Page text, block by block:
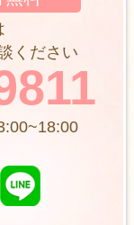
ください